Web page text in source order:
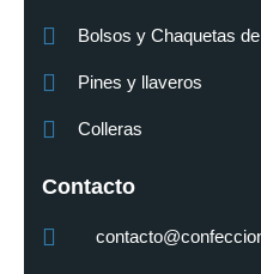
Bolsos y Chaquetas
Pines y llaveros
Colleras
Contacto